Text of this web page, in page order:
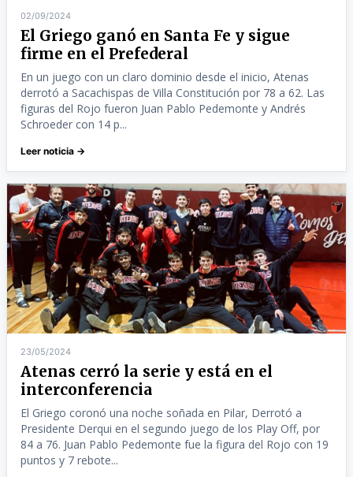
02/09/2024
El Griego ganó en Santa Fe y sigue
firme en el Prefederal
En un juego con un claro dominio desde el inicio, Atenas
derrotó a Sacachispas de Villa Constitución por 78 a 62. Las
figuras del Rojo fueron Juan Pablo Pedemonte y Andrés
Schroeder con 14 p...
Leer noticia →
23/05/2024
Atenas cerró la serie y está en el
interconferencia
El Griego coronó una noche soñada en Pilar, Derrotó a
Presidente Derqui en el segundo juego de los Play Off, por
84 a 76. Juan Pablo Pedemonte fue la figura del Rojo con 19
puntos y 7 rebote...